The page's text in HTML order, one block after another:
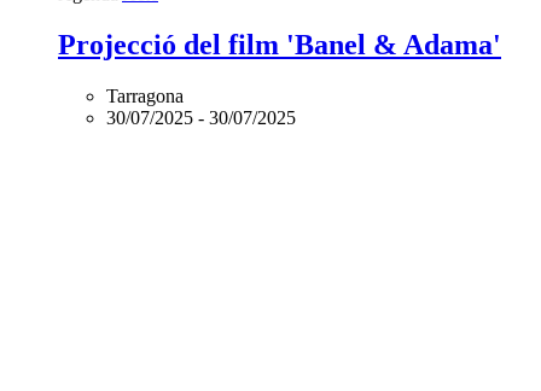
Projecció del film 'Banel & Adama'
Tarragona
30/07/2025 - 30/07/2025